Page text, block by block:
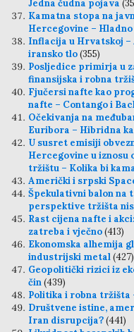
Jedna čudna pojava
Kamatna stopa na
Hercegovine –
Inflacija u Hrvatskoj –
iransko tlo(355)
Posljedice primirja u
finansijska i robna
Fjučersi nafte kao
nafte – Contango i
Očekivanja na
Euribora – Hibridna
U susret emisiji
Hercegovine u iznosu
tržištu – Kolika bi
Američki i srpski
Špekulativni balon na
perspektive tržišta
Rast cijena nafte i
zatreba i vječno(413)
Ekonomska alhemija
industrijski metal(427)
Geopolitički rizici iz
čin(439)
Politika i robna tržišta
Društvene istine,
Iran disrupcija?(441)